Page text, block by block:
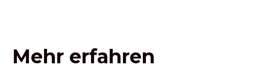
Mehr erfahren